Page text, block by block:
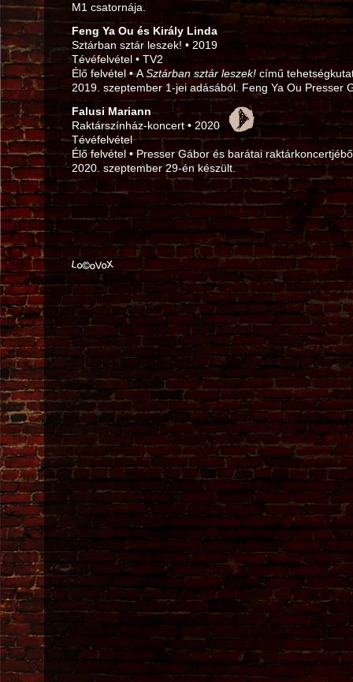
M1 csatornája.
Feng Ya Ou és Király Linda
Sztárban sztár leszek! • 2019
Tévéfelvétel • TV2
Élő felvétel • ASztárban sztár leszek!című
2019. szeptember 1‑jei adásából. Feng Ya Ou Presser
Falusi Mariann
Raktárszínház-koncert • 2020
Tévéfelvétel
Élő felvétel • Presser Gábor és barátai
2020. szeptember 29‑én készült.